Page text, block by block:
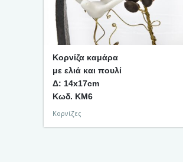
Κορνίζα καμάρα
με ελιά και πουλί
Δ: 14x17cm
Κωδ. KM6
Κορνίζες